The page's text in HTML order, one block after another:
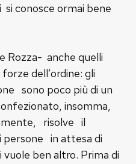
conosce ormai bene
Rozza- anche quelli
dell’ordine: gli
sono poco più di un
insomma,
risolve il
persone in attesa di
vuole ben altro. Prima di